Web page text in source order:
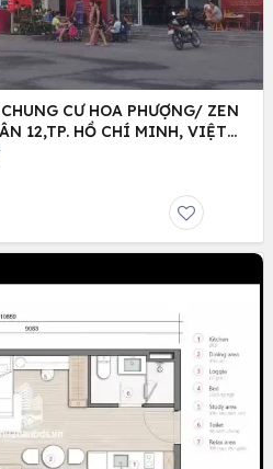
CƯ HOA PHƯỢNG/ ZEN
12,TP. HỒ CHÍ MINH, VIỆT